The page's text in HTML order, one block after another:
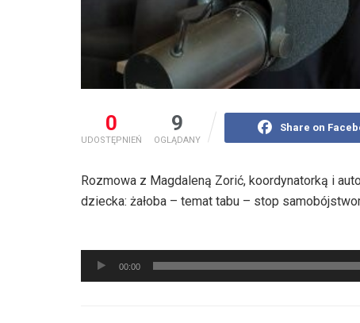
0
UDOSTĘPNIEŃ
9
OGLĄDANY
Share on
Rozmowa z Magdaleną Zorić, koordynatorką i
dziecka: żałoba – temat tabu – stop
Odtwarzacz
plików
00:00